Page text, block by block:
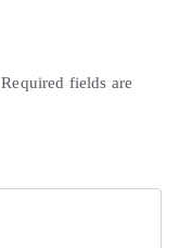
Required fields are